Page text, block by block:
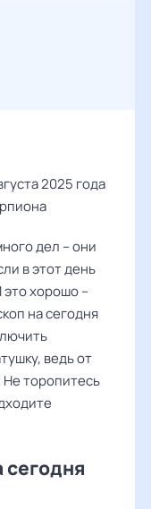
2025 года
дел – они
в этот день
хорошо –
на сегодня
ведь от
Не торопитесь